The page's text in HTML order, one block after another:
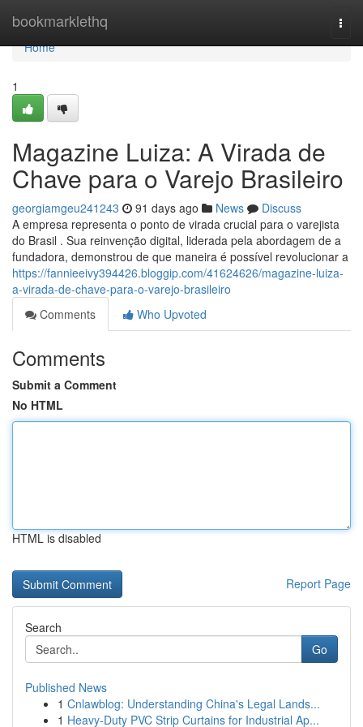
bookmarklethq
Home
Home
1
Magazine Luiza: A Virada de
Chave para o Varejo Brasileiro
georgiamgeu241243 91 days ago News
Discuss
A empresa representa o ponto de virada crucial para o varejista
do Brasil . Sua reinvenção digital, liderada pela abordagem de a
fundadora, demonstrou de que maneira é possível revolucionar a
https://fannieeivy394426.bloggip.com/41624626/magazine-luiza-
a-virada-de-chave-para-o-varejo-brasileiro
Comments
Who Upvoted
Comments
Submit a Comment
No HTML
HTML is disabled
Report Page
Search
Go
Published News
1 Cnlawblog: Understanding China's Legal Lands...
1 Heavy-Duty PVC Strip Curtains for Industrial Ap...